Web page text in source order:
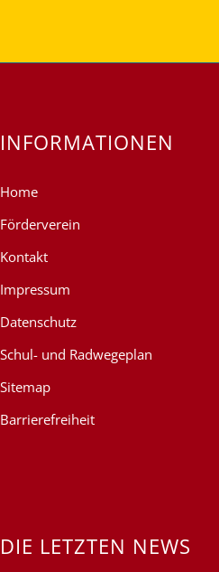
INFORMATIONEN
Home
Förderverein
Kontakt
Impressum
Datenschutz
Schul- und Radwegeplan
Sitemap
Barrierefreiheit
DIE LETZTEN NEWS